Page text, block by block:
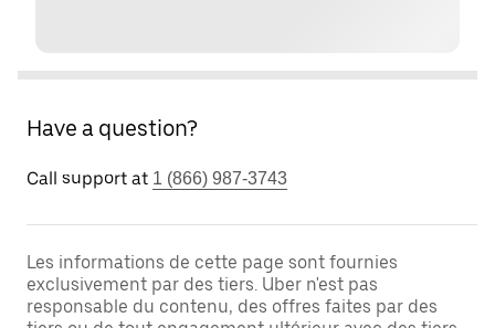
Have a question?
Call support at 1 (866) 987-3743
Les informations de cette page sont fournies
exclusivement par des tiers. Uber n'est pas
responsable du contenu, des offres faites par des